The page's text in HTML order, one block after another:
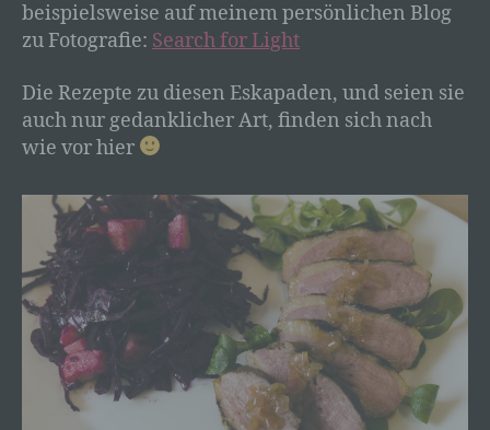
beispielsweise auf meinem persönlichen Blog
zu Fotografie: Search for Light
Die Rezepte zu diesen Eskapaden, und seien sie
auch nur gedanklicher Art, finden sich nach
wie vor hier